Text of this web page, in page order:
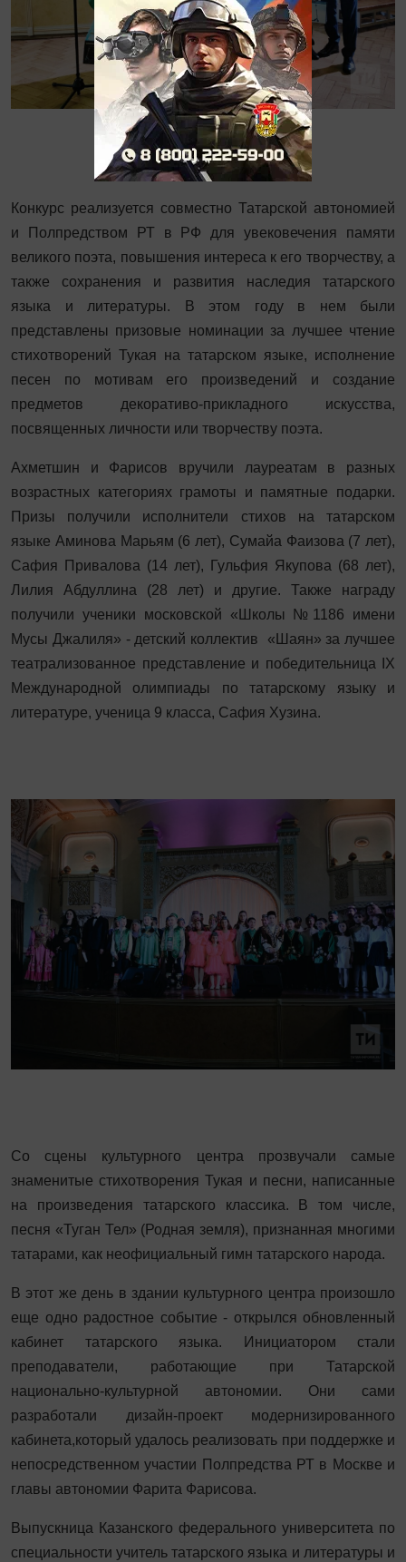
Конкурс реализуется совместно Татарской автономией
и Полпредством РТ в РФ для увековечения памяти
великого поэта, повышения интереса к его творчеству, а
также сохранения и развития наследия татарского
языка и литературы. В этом году в нем были
представлены призовые номинации за лучшее чтение
стихотворений Тукая на татарском языке, исполнение
песен по мотивам его произведений и создание
предметов декоративо-прикладного искусства,
посвященных личности или творчеству поэта.
Ахметшин и Фарисов вручили лауреатам в разных
возрастных категориях грамоты и памятные подарки.
Призы получили исполнители стихов на татарском
языке Аминова Марьям (6 лет), Сумайа Фаизова (7 лет),
Сафия Привалова (14 лет), Гульфия Якупова (68 лет),
Лилия Абдуллина (28 лет) и другие. Также награду
получили ученики московской «Школы №1186 имени
Мусы Джалиля» - детский коллектив «Шаян» за лучшее
театрализованное представление и победительница IХ
Международной олимпиады по татарскому языку и
литературе, ученица 9 класса, Сафия Хузина.
Со сцены культурного центра прозвучали самые
знаменитые стихотворения Тукая и песни, написанные
на произведения татарского классика. В том числе,
песня «Туган Тел» (Родная земля), признанная многими
татарами, как неофициальный гимн татарского народа.
В этот же день в здании культурного центра произошло
еще одно радостное событие - открылся обновленный
кабинет татарского языка. Инициатором стали
преподаватели, работающие при Татарской
национально-культурной автономии. Они сами
разработали дизайн-проект модернизированного
кабинета,который удалось реализовать при поддержке и
непосредственном участии Полпредства РТ в Москве и
главы автономии Фарита Фарисова.
Выпускница Казанского федерального университета по
специальности учитель татарского языка и литературы и